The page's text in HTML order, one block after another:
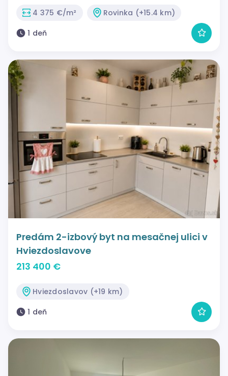
4 375 €/m²
Rovinka (+15.4 km)
1 deň
Predám 2-izbový byt na mesačnej ulici v
Hviezdoslavove
213 400 €
Hviezdoslavov (+19 km)
1 deň